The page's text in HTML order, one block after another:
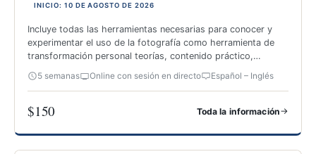
INICIO: 10 DE AGOSTO DE 2026
Incluye todas las herramientas necesarias para conocer y
experimentar el uso de la fotografía como herramienta de
transformación personal teorías, contenido práctico,
5 semanas Online con sesión en directo Español – Inglés
$150 Toda la información→